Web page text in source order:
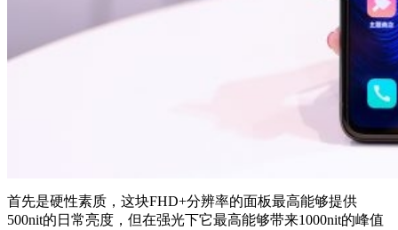
首先是硬性素质，这块FHD+分辨率的面板最高能够提供
500nit的日常亮度，但在强光下它最高能够带来1000nit的峰值